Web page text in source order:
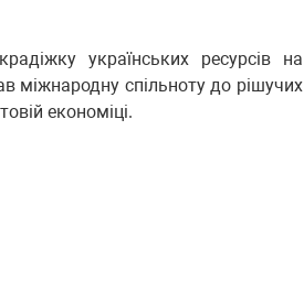
українських ресурсів на
міжнародну спільноту до рішучих
економіці.